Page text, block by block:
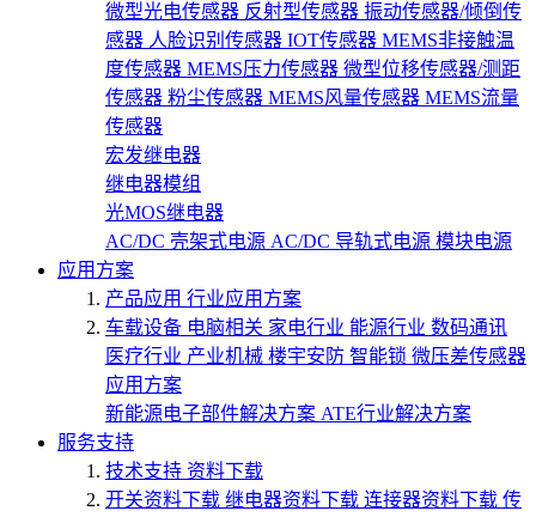
微型光电传感器 反射型传感器 振动传感器/倾倒传
感器 人脸识别传感器 IOT传感器 MEMS非接触温
度传感器 MEMS压力传感器 微型位移传感器/测距
传感器 粉尘传感器 MEMS风量传感器 MEMS流量
传感器
宏发继电器
继电器模组
光MOS继电器
AC/DC 壳架式电源 AC/DC 导轨式电源 模块电源
应用方案
产品应用 行业应用方案
车载设备 电脑相关 家电行业 能源行业 数码通讯
医疗行业 产业机械 楼宇安防 智能锁 微压差传感器
应用方案
新能源电子部件解决方案 ATE行业解决方案
服务支持
技术支持 资料下载
开关资料下载 继电器资料下载 连接器资料下载 传